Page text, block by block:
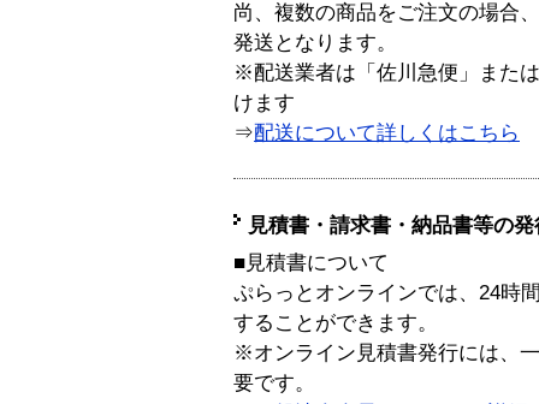
尚、複数の商品をご注文の場合
発送となります。
※配送業者は「佐川急便」また
けます
⇒配送について詳しくはこちら
見積書・請求書・納品書等の
■見積書について
ぷらっとオンラインでは、24時
することができます。
※オンライン見積書発行には、
要です。